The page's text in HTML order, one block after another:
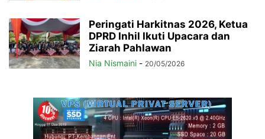
Peringati Harkitnas 2026, Ketua
DPRD Inhil Ikuti Upacara dan
Ziarah Pahlawan
Nia Nismaini - 20/05/2026